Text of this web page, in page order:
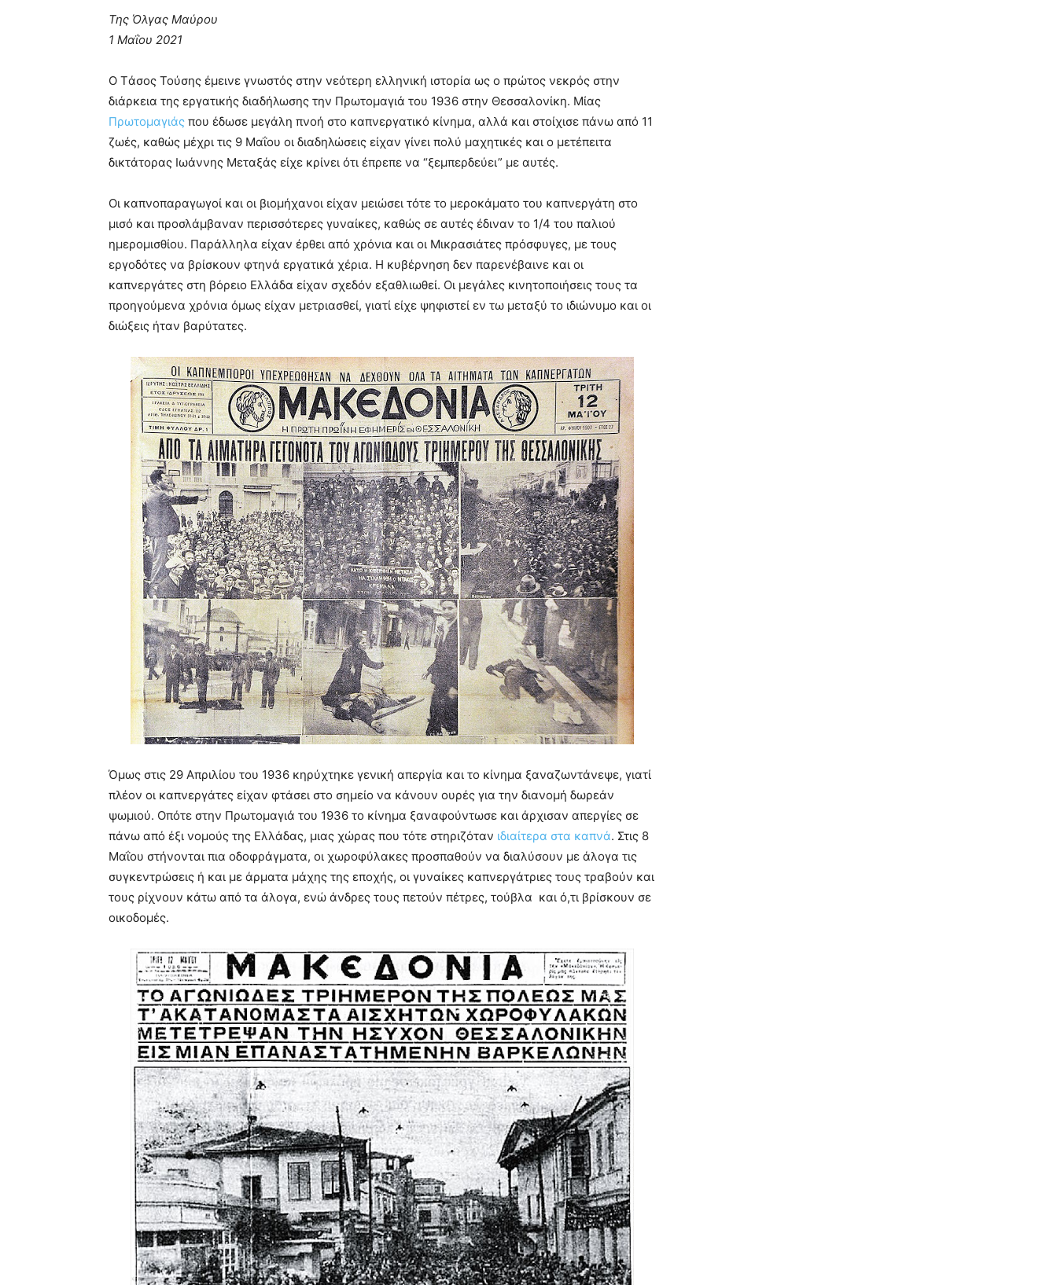
Της Όλγας Μαύρου
1 Μαΐου 2021
Ο Tάσος Τούσης έμεινε γνωστός στην νεότερη ελληνική ιστορία ως ο πρώτος νεκρός στην
διάρκεια της εργατικής διαδήλωσης την Πρωτομαγιά του 1936 στην Θεσσαλονίκη. Μίας
Πρωτομαγιάς που έδωσε μεγάλη πνοή στο καπνεργατικό κίνημα, αλλά και στοίχισε πάνω από 11
ζωές, καθώς μέχρι τις 9 Μαΐου οι διαδηλώσεις είχαν γίνει πολύ μαχητικές και ο μετέπειτα
δικτάτορας Ιωάννης Μεταξάς είχε κρίνει ότι έπρεπε να “ξεμπερδεύει” με αυτές.
Οι καπνοπαραγωγοί και οι βιομήχανοι είχαν μειώσει τότε το μεροκάματο του καπνεργάτη στο
μισό και προσλάμβαναν περισσότερες γυναίκες, καθώς σε αυτές έδιναν το 1/4 του παλιού
ημερομισθίου. Παράλληλα είχαν έρθει από χρόνια και οι Μικρασιάτες πρόσφυγες, με τους
εργοδότες να βρίσκουν φτηνά εργατικά χέρια. Η κυβέρνηση δεν παρενέβαινε και οι
καπνεργάτες στη βόρειο Ελλάδα είχαν σχεδόν εξαθλιωθεί. Οι μεγάλες κινητοποιήσεις τους τα
προηγούμενα χρόνια όμως είχαν μετριασθεί, γιατί είχε ψηφιστεί εν τω μεταξύ το ιδιώνυμο και οι
διώξεις ήταν βαρύτατες.
Όμως στις 29 Απριλίου του 1936 κηρύχτηκε γενική απεργία και το κίνημα ξαναζωντάνεψε, γιατί
πλέον οι καπνεργάτες είχαν φτάσει στο σημείο να κάνουν ουρές για την διανομή δωρεάν
ψωμιού. Οπότε στην Πρωτομαγιά του 1936 το κίνημα ξαναφούντωσε και άρχισαν απεργίες σε
πάνω από έξι νομούς της Ελλάδας, μιας χώρας που τότε στηριζόταν ιδιαίτερα στα καπνά. Στις 8
Μαΐου στήνονται πια οδοφράγματα, οι χωροφύλακες προσπαθούν να διαλύσουν με άλογα τις
συγκεντρώσεις ή και με άρματα μάχης της εποχής, οι γυναίκες καπνεργάτριες τους τραβούν και
τους ρίχνουν κάτω από τα άλογα, ενώ άνδρες τους πετούν πέτρες, τούβλα και ό,τι βρίσκουν σε
οικοδομές.